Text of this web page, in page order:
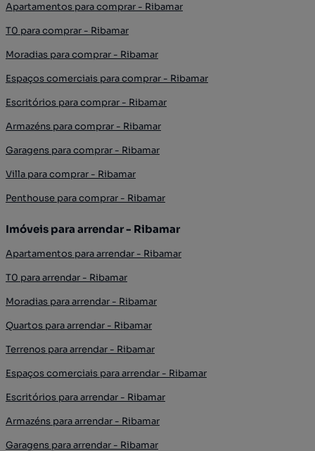
Apartamentos para comprar - Ribamar
T0 para comprar - Ribamar
Moradias para comprar - Ribamar
Espaços comerciais para comprar - Ribamar
Escritórios para comprar - Ribamar
Armazéns para comprar - Ribamar
Garagens para comprar - Ribamar
Villa para comprar - Ribamar
Penthouse para comprar - Ribamar
Imóveis para arrendar - Ribamar
Apartamentos para arrendar - Ribamar
T0 para arrendar - Ribamar
Moradias para arrendar - Ribamar
Quartos para arrendar - Ribamar
Terrenos para arrendar - Ribamar
Espaços comerciais para arrendar - Ribamar
Escritórios para arrendar - Ribamar
Armazéns para arrendar - Ribamar
Garagens para arrendar - Ribamar